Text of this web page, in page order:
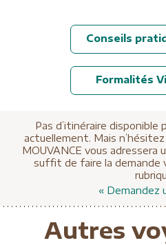
Conseils
Formalités
Pas d’itinéraire
actuellement. Mais
MOUVANCE vous adressera
suffit de faire la
« Demandez
Autres